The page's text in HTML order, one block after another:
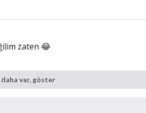
zaten 😂
var, göster